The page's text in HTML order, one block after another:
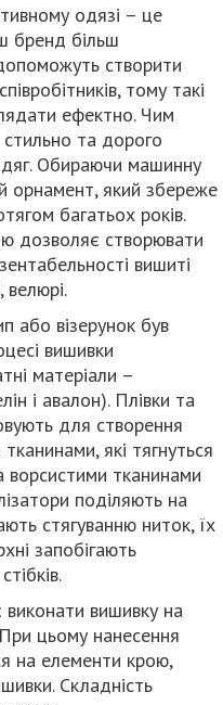
одязі – це
бренд більш
створити
тому такі
ефектно. Чим
та дорого
Обираючи машинну
орнамент, який збереже
багатьох років.
дозволяє створювати
вишиті
велюрі.
або візерунок був
вишивки
матеріали –
і авалон). Плівки та
для створення
які тягнуться
ворсистими тканинами
поділяють на
стягуванню ниток, їх
запобігають
вишивку на
цьому нанесення
на елементи крою,
Складність